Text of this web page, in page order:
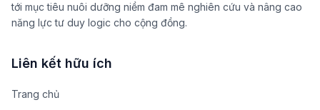
tới mục tiêu nuôi dưỡng niềm đam mê nghiên cứu và nâng cao
năng lực tư duy logic cho cộng đồng.
Liên kết hữu ích
Trang chủ